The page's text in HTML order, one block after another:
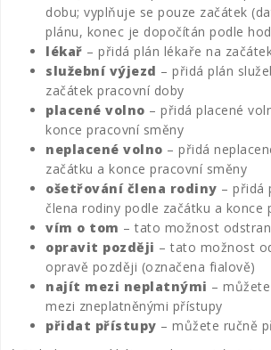
dobu; vyplňuje se pouze začátek
plánu, konec je dopočítán podle
lékař – přidá plán lékaře na
služební výjezd – přidá plán
začátek pracovní doby
placené volno – přidá placené
konce pracovní směny
neplacené volno – přidá
začátku a konce pracovní směny
ošetřování člena rodiny – přidá
člena rodiny podle začátku a konce
vím o tom – tato možnost
opravit později – tato možnost
opravě později (označena fialově)
najít mezi neplatnými –
mezi zneplatněnými přístupy
přidat přístupy – můžete ručně